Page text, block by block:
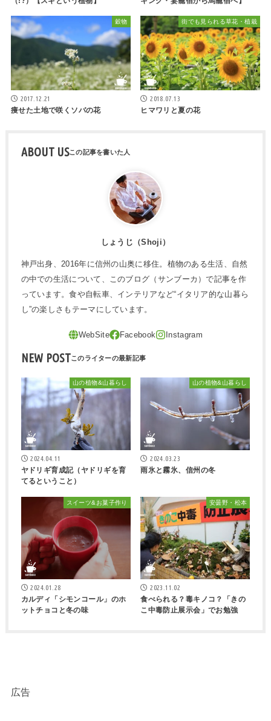
穀物
2017.12.21
痩せた土地で咲くソバの花
街でも見られる草花・植栽
2018.07.13
ヒマワリと夏の花
ABOUT US
しょうじ（Shoji）
神戸出身、2016年に信州の山奥に移住。植物のある生活、自然
の中での生活について、このブログ（サンブーカ）で記事を作
っています。食や自転車、インテリアなど“イタリア的な山暮ら
し”の楽しさもテーマにしています。
NEW POST
山の植物&山暮らし
2024.04.11
ヤドリギ育成記（ヤドリギを育
てるということ）
山の植物&山暮らし
2024.03.23
雨氷と霧氷、信州の冬
スイーツ&お菓子作り
2024.01.28
カルディ「シモンコール」のホ
ットチョコと冬の味
安曇野・松本
2023.11.02
食べられる？毒キノコ？「きの
こ中毒防止展示会」でお勉強
広告